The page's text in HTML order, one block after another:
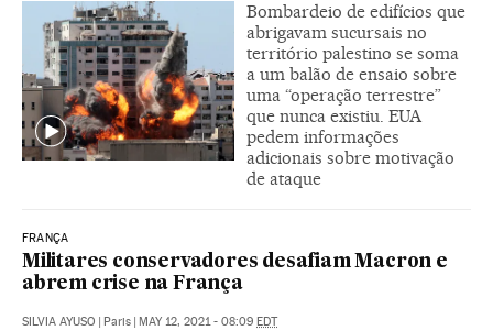
Bombardeio de edifícios que
abrigavam sucursais no
território palestino se soma
a um balão de ensaio sobre
uma “operação terrestre”
que nunca existiu. EUA
pedem informações
adicionais sobre motivação
de ataque
FRANÇA
Militares conservadores desafiam Macron e
abrem crise na França
SILVIA AYUSO Paris MAY 12, 2021 - 08:09 EDT